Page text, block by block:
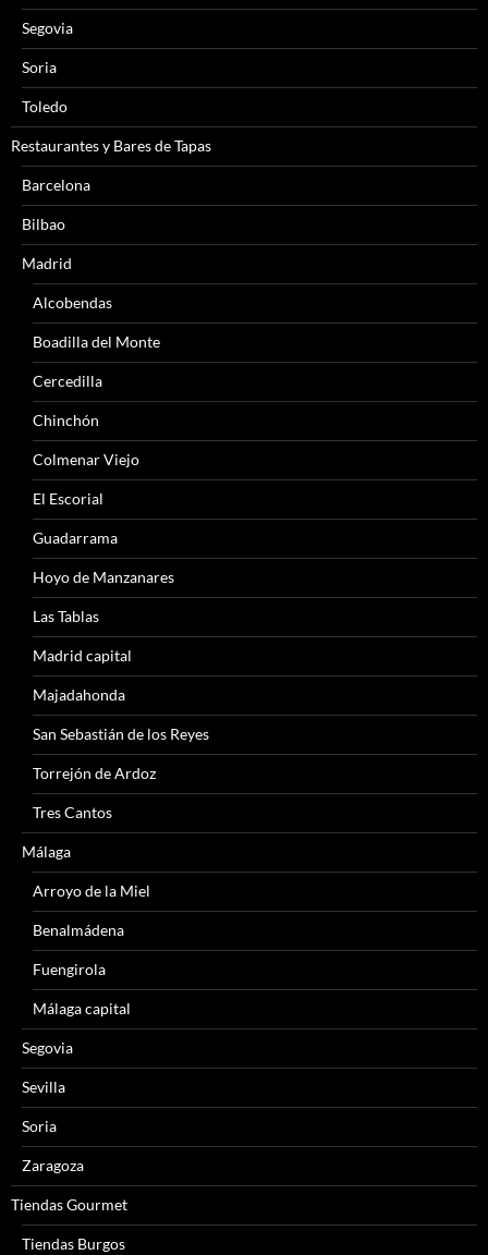
Segovia
Soria
Toledo
Restaurantes y Bares de Tapas
Barcelona
Bilbao
Madrid
Alcobendas
Boadilla del Monte
Cercedilla
Chinchón
Colmenar Viejo
El Escorial
Guadarrama
Hoyo de Manzanares
Las Tablas
Madrid capital
Majadahonda
San Sebastián de los Reyes
Torrejón de Ardoz
Tres Cantos
Málaga
Arroyo de la Miel
Benalmádena
Fuengirola
Málaga capital
Segovia
Sevilla
Soria
Zaragoza
Tiendas Gourmet
Tiendas Burgos